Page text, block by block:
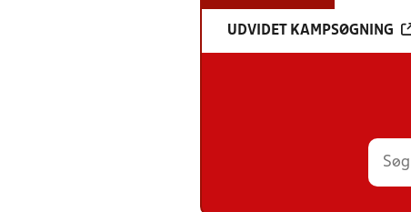
UDVIDET KAMPSØGNING